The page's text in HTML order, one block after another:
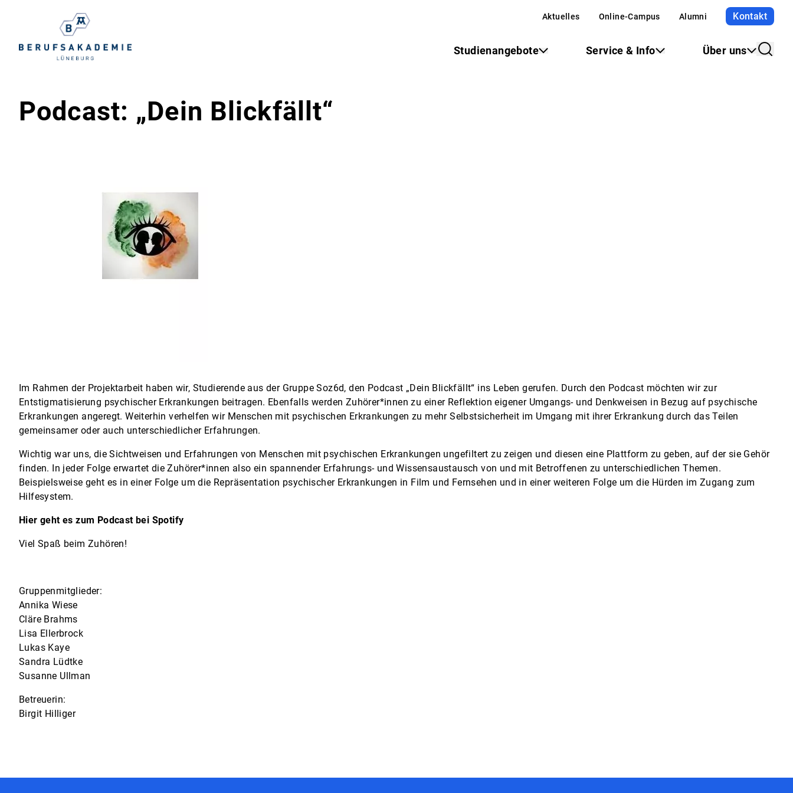
Studienangebote Service & Info Über uns
Aktuelles Online-Campus Alumni Kontakt
Podcast: „Dein Blickfällt“
Im Rahmen der Projektarbeit haben wir, Studierende aus der Gruppe Soz6d, den Podcast „Dein Blickfällt“ ins Leben gerufen. Durch den Podcast möchten wir zur
Entstigmatisierung psychischer Erkrankungen beitragen. Ebenfalls werden Zuhörer*innen zu einer Reflektion eigener Umgangs- und Denkweisen in Bezug auf psychische
Erkrankungen angeregt. Weiterhin verhelfen wir Menschen mit psychischen Erkrankungen zu mehr Selbstsicherheit im Umgang mit ihrer Erkrankung durch das Teilen
gemeinsamer oder auch unterschiedlicher Erfahrungen.
Wichtig war uns, die Sichtweisen und Erfahrungen von Menschen mit psychischen Erkrankungen ungefiltert zu zeigen und diesen eine Plattform zu geben, auf der sie Gehör
finden. In jeder Folge erwartet die Zuhörer*innen also ein spannender Erfahrungs- und Wissensaustausch von und mit Betroffenen zu unterschiedlichen Themen.
Beispielsweise geht es in einer Folge um die Repräsentation psychischer Erkrankungen in Film und Fernsehen und in einer weiteren Folge um die Hürden im Zugang zum
Hilfesystem.
Hier geht es zum Podcast bei Spotify
Viel Spaß beim Zuhören!
Gruppenmitglieder:
Annika Wiese
Cläre Brahms
Lisa Ellerbrock
Lukas Kaye
Sandra Lüdtke
Susanne Ullman
Betreuerin:
Birgit Hilliger